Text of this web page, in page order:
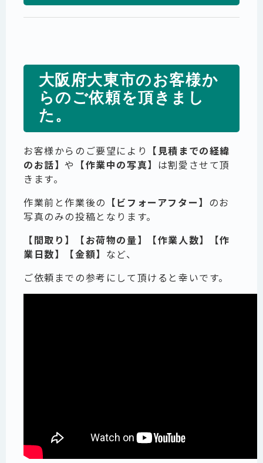
大阪府大東市のお客様か
らのご依頼を頂きまし
た。
お客様からのご要望により 【見積までの経緯
のお話】や 【作業中の写真】 は割愛させて頂
きます。
作業前と作業後の 【ビフォーアフター】 のお
写真のみの投稿となります。
【間取り】【お荷物の量】【作業人数】【作
業日数】【金額】 など、
ご依頼までの参考にして頂けると幸いです。